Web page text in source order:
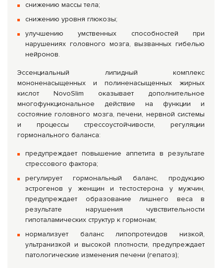
снижению массы тела;
снижению уровня глюкозы;
улучшению умственных способностей при
нарушениях головного мозга, вызванных гибелью
нейронов.
Эссенциальный липидный комплекс
мононенасыщенных и полиненасыщенных жирных
кислот NovoSlim оказывает дополнительное
многофункциональное действие на функции и
состояние головного мозга, печени, нервной системы
и процессы стрессоустойчивости, регуляции
гормонального баланса:
предупреждает повышение аппетита в результате
стрессового фактора;
регулирует гормональный баланс, продукцию
эстрогенов у женщин и тестостерона у мужчин,
предупреждает образование лишнего веса в
результате нарушения чувствительности
гипоталамических структур к гормонам;
нормализует баланс липопротеидов низкой,
ультранизкой и высокой плотности, предупреждает
патологические изменения печени (гепатоз);